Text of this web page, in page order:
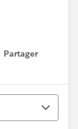
are
matches, if
Partager
menu